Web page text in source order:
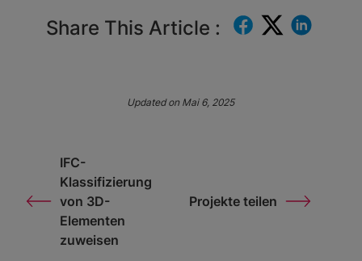
Share This Article :
Updated on Mai 6, 2025
IFC-
Klassifizierung
von 3D-
Elementen
zuweisen
Projekte teilen